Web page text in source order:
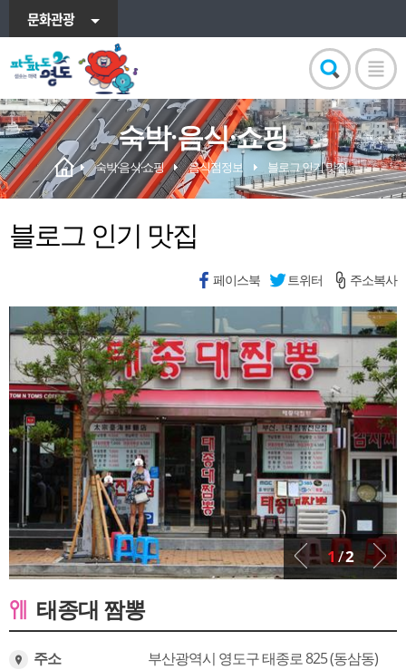
문화관광
숙박·음식·쇼핑
숙박·음식·쇼핑 음식점정보 블로그 인기 맛집
블로그 인기 맛집
페이스북 트위터 주소복사
1 /2
태종대 짬뽕
주소
부산광역시 영도구 태종로 825 (동삼동)